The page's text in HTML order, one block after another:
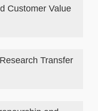
Customer Value
Transfer